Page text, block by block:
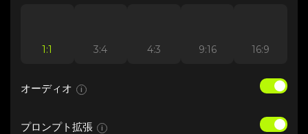
1:1 3:4 4:3 9:16 16:9
オーディオ i
プロンプト拡張 i